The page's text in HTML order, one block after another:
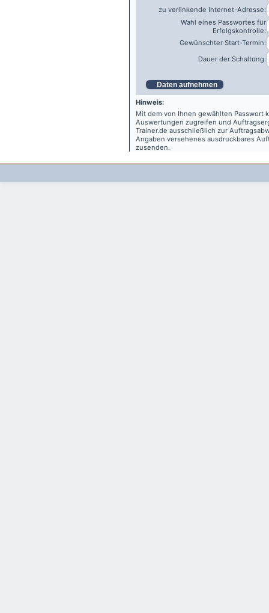
zu verlinkende Internet-Adresse:
Wahl eines Passwortes für
Erfolgskontrolle:
Gewünschter Start-Termin:
Dauer der Schaltung:
Daten aufnehmen
Hinweis:
Mit dem von Ihnen gewählten Passwort
Auswertungen zugreifen und
Trainer.de ausschließlich zur
Angaben versehenes ausdruckbares
zusenden.